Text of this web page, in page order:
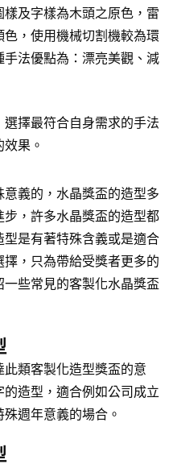
及字樣為木頭之原色，雷
，使用機械切割機較為環
法優點為：漂亮美觀、減
擇最符合自身需求的手法
果。
義的，水晶獎盃的造型多
，許多水晶獎盃的造型都
是有著特殊含義或是適合
，只為帶給受獎者更多的
些常見的客製化水晶獎盃
類客製化造型獎盃的意
造型，適合例如公司成立
週年意義的場合。